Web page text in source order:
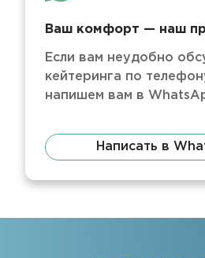
Ваш комфорт — наш
Если вам неудобно
кейтеринга по
напишем вам в
Написать в